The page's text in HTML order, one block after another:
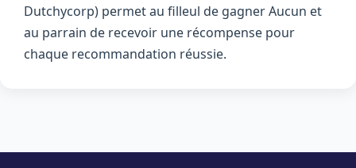
Dutchycorp) permet au filleul de gagner Aucun et
au parrain de recevoir une récompense pour
chaque recommandation réussie.